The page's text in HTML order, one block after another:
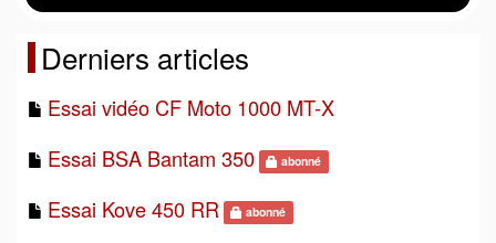
Derniers articles
Essai vidéo CF Moto 1000 MT-X
Essai BSA Bantam 350
abonné
Essai Kove 450 RR abonné